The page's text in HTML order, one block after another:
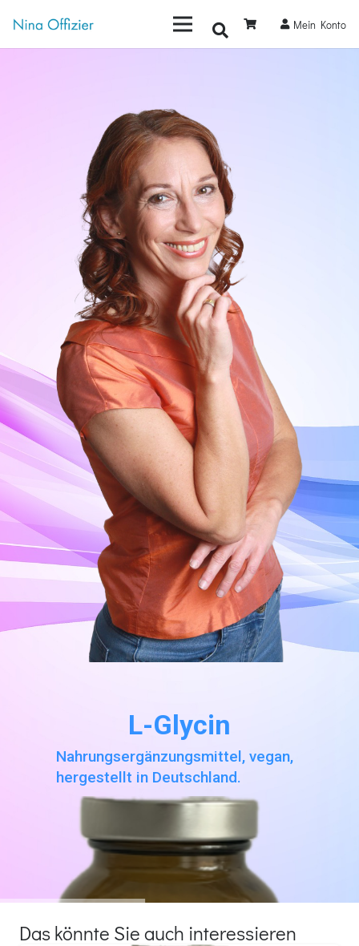
Mein Konto
L-Glycin
Nahrungsergänzungsmittel, vegan,
hergestellt in Deutschland.
Das könnte Sie auch interessieren